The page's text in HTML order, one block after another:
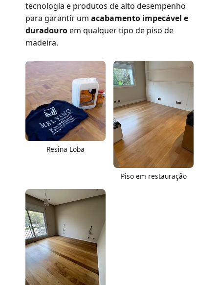
tecnologia e produtos de alto desempenho
para garantir um acabamento impecável e
duradouroem qualquer tipo de piso de
madeira.
Resina Loba
Piso em restauração